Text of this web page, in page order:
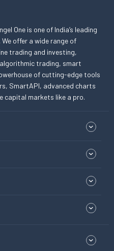
One is one of India’s leading
offer a wide range of
trading and investing,
trading, smart
of cutting-edge tools
SmartAPI, advanced charts
capital markets like a pro.